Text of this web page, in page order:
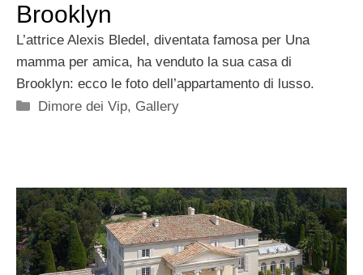
Brooklyn
L’attrice Alexis Bledel, diventata famosa per Una
mamma per amica, ha venduto la sua casa di
Brooklyn: ecco le foto dell’appartamento di lusso.
Categorie
Dimore dei Vip, Gallery